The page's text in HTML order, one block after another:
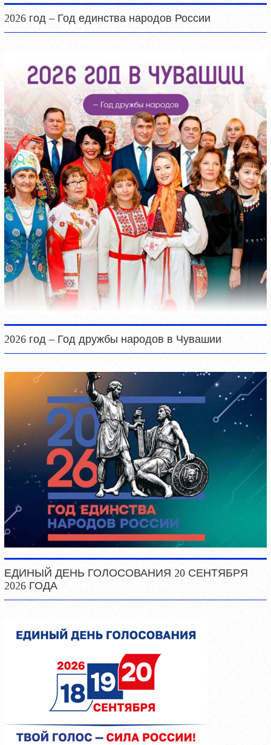
2026 год – Год единства народов России
2026 год – Год дружбы народов в Чувашии
ЕДИНЫЙ ДЕНЬ ГОЛОСОВАНИЯ 20 СЕНТЯБРЯ
2026 ГОДА